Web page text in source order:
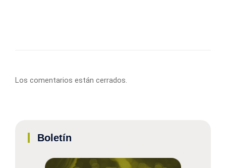
Los comentarios están cerrados.
Boletín